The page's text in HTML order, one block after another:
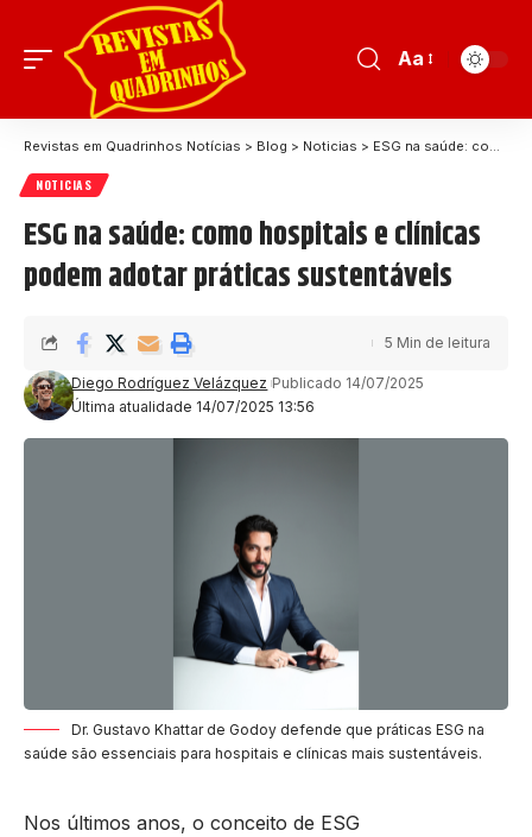
Aa
Revistas em Quadrinhos Notícias > Blog > Noticias > ESG na saúde: como hospitais e clínicas podem adotar práticas sustentáveis
NOTICIAS
ESG na saúde: como hospitais e clínicas
podem adotar práticas sustentáveis
Última atualidade 14/07/2025 13:56
Diego Rodríguez Velázquez Publicado 14/07/2025
5 Min de leitura
Dr. Gustavo Khattar de Godoy defende que práticas ESG na
saúde são essenciais para hospitais e clínicas mais sustentáveis.
Nos últimos anos, o conceito de ESG